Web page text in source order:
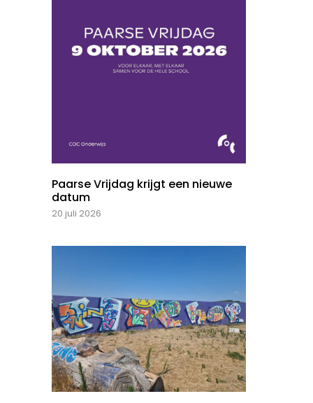
Paarse Vrijdag krijgt een nieuwe
datum
20 juli 2026